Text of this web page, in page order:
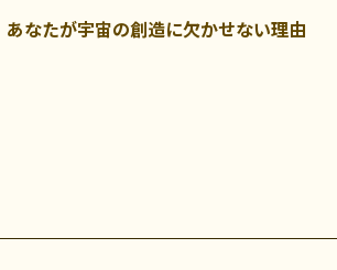
あなたが宇宙の創造に欠かせない理由